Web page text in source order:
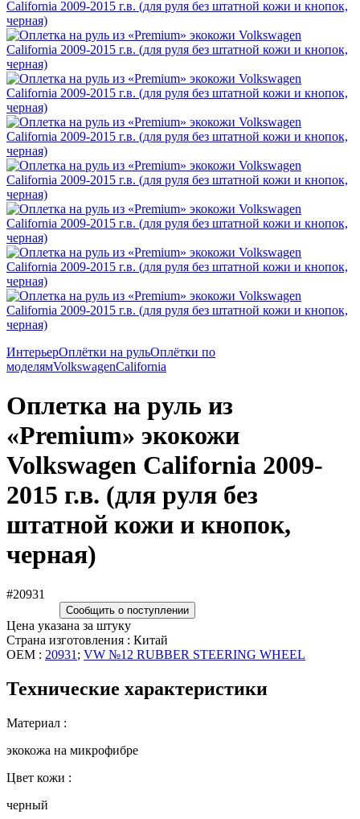
ИнтерьерОплётки на рульОплётки по
моделямVolkswagenCalifornia
Оплетка на руль из
«Premium» экокожи
Volkswagen California 2009-
2015 г.в. (для руля без
штатной кожи и кнопок,
черная)
#20931
Сообщить о поступлении
Цена указана за штуку
Страна изготовления : Китай
OEM : 20931 ; VW №12 RUBBER STEERING WHEEL
Технические характеристики
Материал :
экокожа на микрофибре
Цвет кожи :
черный